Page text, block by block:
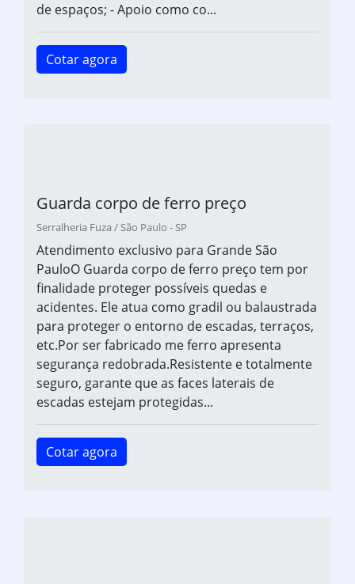
de espaços; - Apoio como co...
Cotar agora
Guarda corpo de ferro preço
Serralheria Fuza / São Paulo - SP
Atendimento exclusivo para Grande São
PauloO Guarda corpo de ferro preço tem por
finalidade proteger possíveis quedas e
acidentes. Ele atua como gradil ou balaustrada
para proteger o entorno de escadas, terraços,
etc.Por ser fabricado me ferro apresenta
segurança redobrada.Resistente e totalmente
seguro, garante que as faces laterais de
escadas estejam protegidas...
Cotar agora